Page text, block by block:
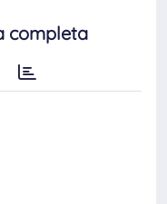
completa